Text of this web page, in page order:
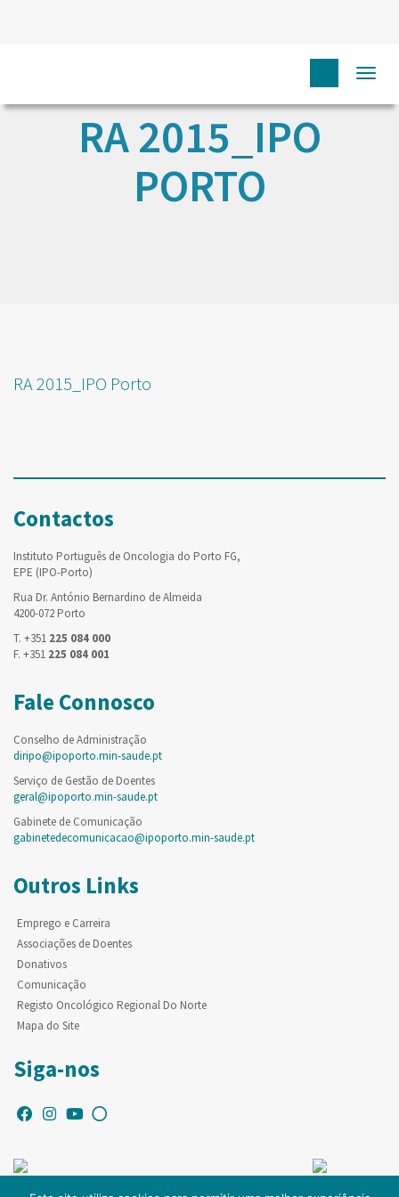
RA 2015_IPO
PORTO
RA 2015_IPO Porto
Contactos
Instituto Português de Oncologia do Porto FG,
EPE (IPO-Porto)
Rua Dr. António Bernardino de Almeida
4200-072 Porto
T. +351 225 084 000
F. +351 225 084 001
Fale Connosco
Conselho de Administração
diripo@ipoporto.min-saude.pt
Serviço de Gestão de Doentes
geral@ipoporto.min-saude.pt
Gabinete de Comunicação
gabinetedecomunicacao@ipoporto.min-saude.pt
Outros Links
Emprego e Carreira
Associações de Doentes
Donativos
Comunicação
Registo Oncológico Regional Do Norte
Mapa do Site
Siga-nos